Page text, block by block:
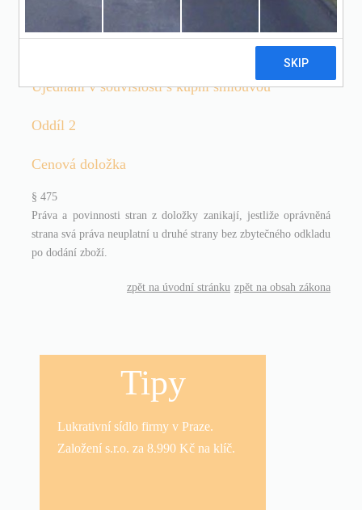
Ujednání v souvislosti s kupní smlouvou
Oddíl 2
Cenová doložka
§ 475
Práva a povinnosti stran z doložky zanikají, jestliže oprávněná
strana svá práva neuplatní u druhé strany bez zbytečného odkladu
po dodání zboží.
zpět na obsah zákona
zpět na úvodní stránku
Tipy
Lukrativní sídlo firmy v Praze.
Založení s.r.o. za 8.990 Kč na klíč.